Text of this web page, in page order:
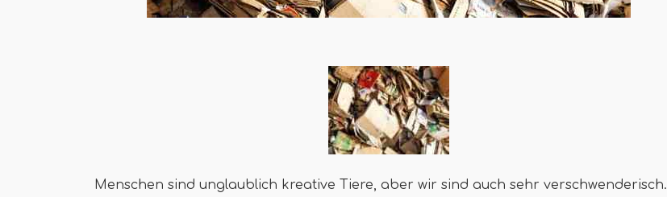
Menschen sind unglaublich kreative Tiere, aber wir sind auch sehr verschwenderisch.